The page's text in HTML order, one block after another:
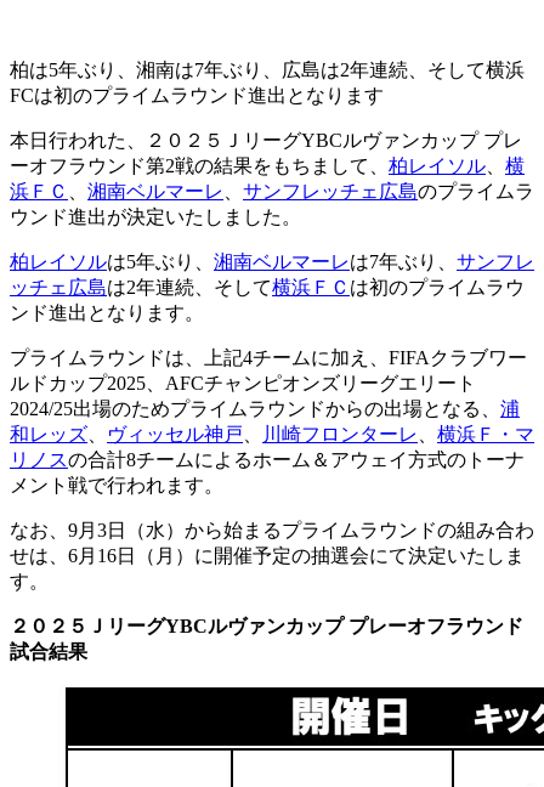
柏は5年ぶり、湘南は7年ぶり、広島は2年連続、そして横浜
FCは初のプライムラウンド進出となります
本日行われた、２０２５ＪリーグYBCルヴァンカップ プレ
ーオフラウンド第2戦の結果をもちまして、 柏レイソル
横
浜ＦＣ
湘南ベルマーレ サンフレッチェ広島のプライムラ
ウンド進出が決定いたしました。
柏レイソルは5年ぶり、 湘南ベルマーレは7年ぶり、 サンフレ
ッチェ広島は2年連続、そして横浜ＦＣ は初のプライムラウ
ンド進出となります。
プライムラウンドは、上記4チームに加え、FIFAクラブワー
ルドカップ2025、AFCチャンピオンズリーグエリート
2024/25出場のためプライムラウンドからの出場となる、 浦
和レッズ
ヴィッセル神戸 川崎フロンターレ
横浜Ｆ・マ
リノスの合計8チームによるホーム＆アウェイ方式のトーナ
メント戦で行われます。
なお、9月3日（水）から始まるプライムラウンドの組み合わ
せは、6月16日（月）に開催予定の抽選会にて決定いたしま
す。
２０２５ＪリーグYBCルヴァンカップ プレーオフラウンド
試合結果